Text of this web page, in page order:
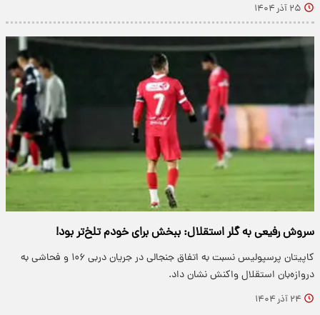
۲۵ آذر ۱۴۰۴
سروش رفیعی به گلر استقلال: ببخش برای خودم تلخ‌تر بود!
کاپیتان پرسپولیس نسبت به اتفاق جنجالی در جریان دربی ۱۰۶ و فحاشی به
دروازه‌بان استقلال واکنش نشان داد.
۲۴ آذر ۱۴۰۴